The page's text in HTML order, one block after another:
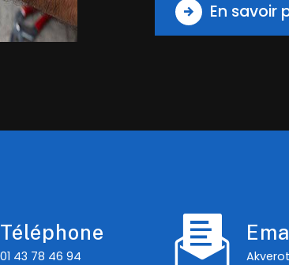
En savoir
Téléphone
01 43 78 46 94